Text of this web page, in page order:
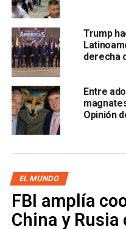
archivos relacionados
, el financiero implicado
fiesta del millonario
una encuesta donde
nuevo partido político.
Trump
derecha
Entre
Opinión
EL MUNDO
FBI amplía
China y